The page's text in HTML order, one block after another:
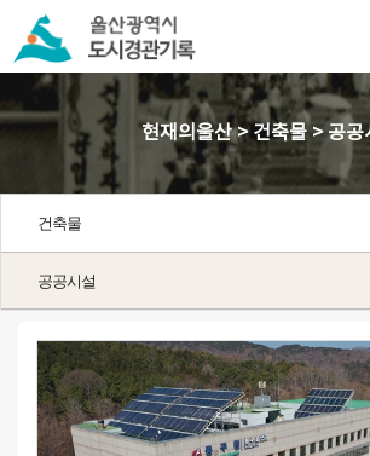
현재의울산 > 건축물 > 공공
건축물
공공시설
공공시설